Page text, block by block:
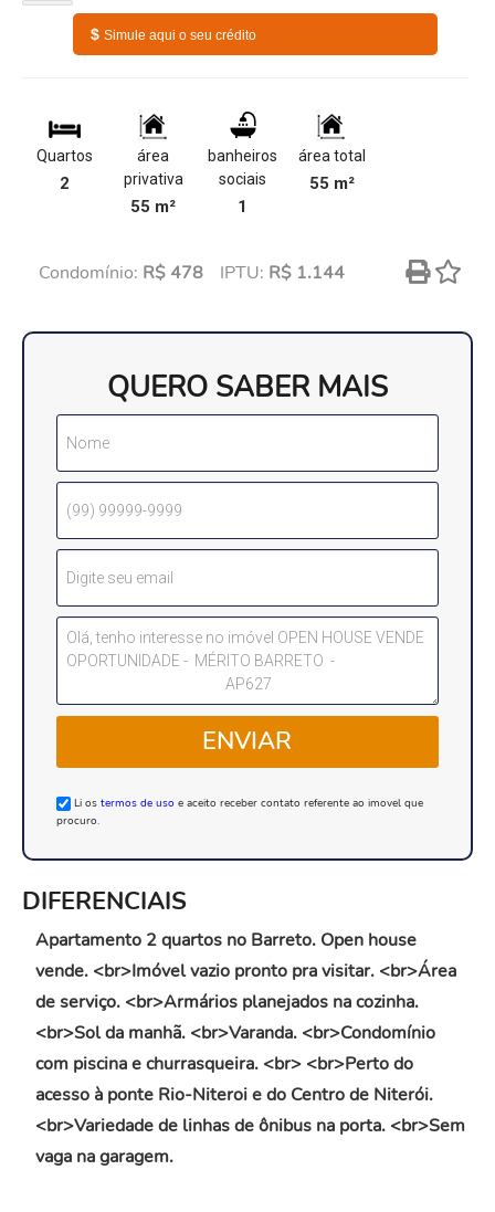
$Simule aqui o seu crédito
Quartos
2
área
privativa
55 m²
banheiros
sociais
1
área total
55 m²
Condomínio: R$ 478 IPTU: R$ 1.144
QUERO SABER MAIS
ENVIAR
Li os termos de uso e aceito receber contato referente ao imovel que
procuro.
DIFERENCIAIS
Apartamento 2 quartos no Barreto. Open house
vende. <br>Imóvel vazio pronto pra visitar. <br>Área
de serviço. <br>Armários planejados na cozinha.
<br>Sol da manhã. <br>Varanda. <br>Condomínio
com piscina e churrasqueira. <br> <br>Perto do
acesso à ponte Rio-Niteroi e do Centro de Niterói.
<br>Variedade de linhas de ônibus na porta. <br>Sem
vaga na garagem.